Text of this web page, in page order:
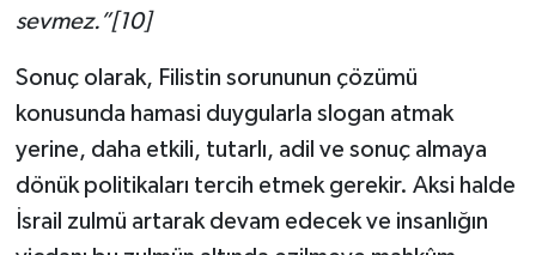
sevmez.”[10]
Sonuç olarak, Filistin sorununun çözümü
konusunda hamasi duygularla slogan atmak
yerine, daha etkili, tutarlı, adil ve sonuç almaya
dönük politikaları tercih etmek gerekir. Aksi halde
İsrail zulmü artarak devam edecek ve insanlığın